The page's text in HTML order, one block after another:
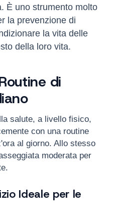
È uno strumento molto
la prevenzione di
la vita delle
della loro vita.
di
salute, a livello fisico,
con una routine
al giorno. Allo stesso
moderata per
Ideale per le